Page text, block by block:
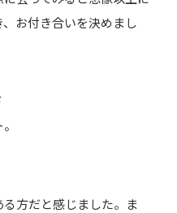
お付き合いを決めまし
方だと感じました。ま